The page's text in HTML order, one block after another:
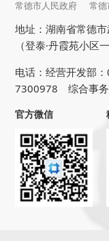
常德市人民政府 常
地址：湖南省常德
（登泰·丹霞苑小区
电话：经营开发部
7300978 综合事
官方微信